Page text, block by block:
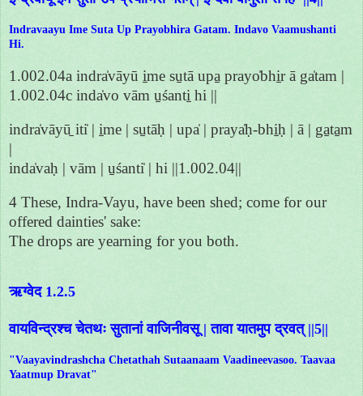
Indravaayu Ime Suta Up Prayobhira Gatam. Indavo Vaamushanti
Hi.
1.002.04a indra̍vāyū i̱me su̱tā upa̱ prayo̍bhi̱r ā ga̍tam |
1.002.04c inda̍vo vām u̱śanti̱ hi ||
indra̍vāyū̱ iti̍ | i̱me | su̱tāḥ | upa̍ | praya̍ḥ-bhi̱ḥ | ā | ga̱ta̱m
|
inda̍vaḥ | vām | u̱śanti̍ | hi ||1.002.04||
4 These, Indra-Vayu, have been shed; come for our
offered dainties' sake:
The drops are yearning for you both.
ऋग्वेद 1.2.5
वायविन्द्रश्च चेतथः सुतानां वाजिनीवसू | तावा यातमुप द्रवत् ||5||
"Vaayavindrashcha Chetathah Sutaanaam Vaadineevasoo. Taavaa
Yaatmup Dravat"